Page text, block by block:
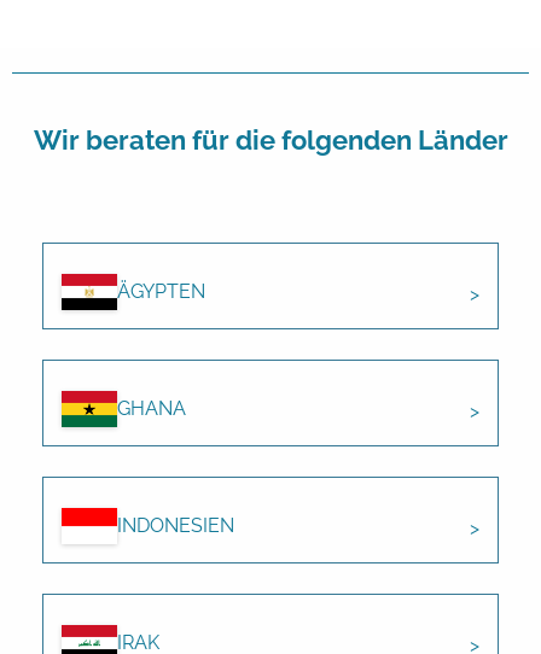
Wir beraten für die folgenden Länder
ÄGYPTEN
GHANA
INDONESIEN
IRAK